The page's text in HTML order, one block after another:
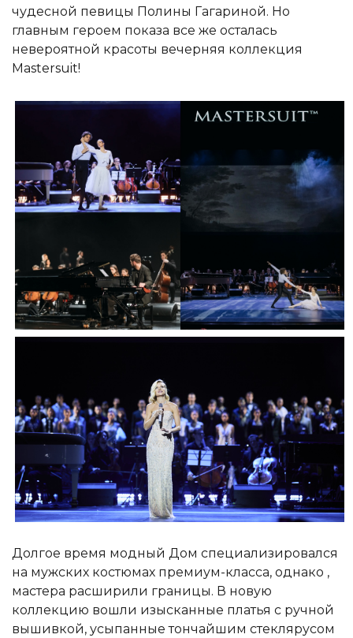
чудесной певицы Полины Гагариной. Но
главным героем показа все же осталась
невероятной красоты вечерняя коллекция
Mastersuit!
Долгое время модный Дом специализировался
на мужских костюмах премиум-класса, однако ,
мастера расширили границы. В новую
коллекцию вошли изысканные платья с ручной
вышивкой, усыпанные тончайшим стеклярусом